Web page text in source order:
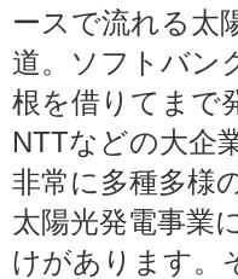
ースで流れる太
道。ソフトバン
根を借りてまで
NTTなどの大企
非常に多種多様
太陽光発電事業
けがあります。